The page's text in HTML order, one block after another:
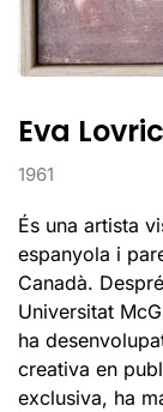
Eva
1961
És una artista
espanyola i
Canadà.
Universitat
ha
creativa en
exclusiva, ha